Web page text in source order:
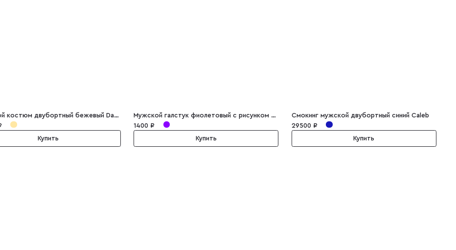
Мужской костюм двубортный бежевый David
Купить
Мужской галстук фиолетовый с рисунком Cirillo
1400 ₽
Купить
Смокинг мужской двубортный синий Caleb
29500 ₽
Купить